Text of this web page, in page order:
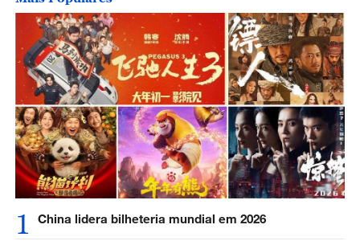
1 China lidera bilheteria mundial em 2026